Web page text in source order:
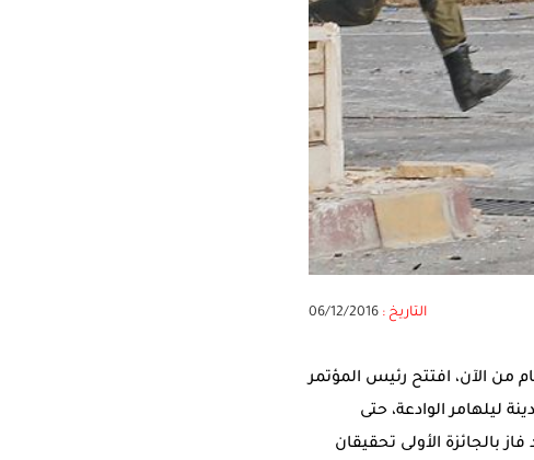
التاريخ : 06/12/2016
من الآن، افتتح رئيس المؤتمر
ليلهامر الوادعة، حتى
بالجائزة الأولى تحقيقان